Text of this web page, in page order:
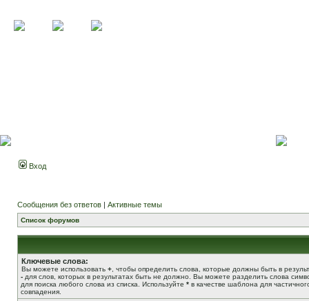
Вход
Сообщения без ответов | Активные темы
Список форумов
Ключевые слова:
Вы можете использовать + , чтобы определить слова, которые должны быть в
- для слов, которых в результатах быть не должно. Вы можете разделить слова
для поиска любого слова из списка. Используйте * в качестве шаблона для
совпадения.